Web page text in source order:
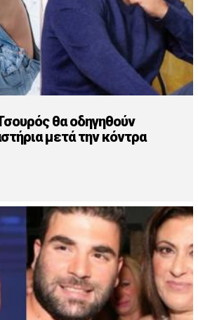
θα οδηγηθούν
μετά την κόντρα